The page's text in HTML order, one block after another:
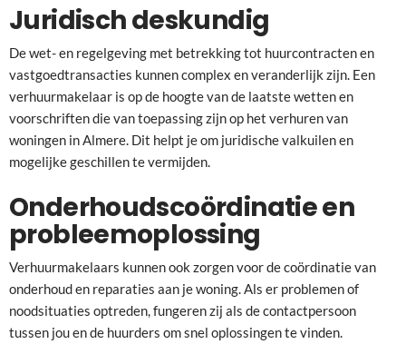
Juridisch deskundig
De wet- en regelgeving met betrekking tot huurcontracten en
vastgoedtransacties kunnen complex en veranderlijk zijn. Een
verhuurmakelaar is op de hoogte van de laatste wetten en
voorschriften die van toepassing zijn op het verhuren van
woningen in Almere. Dit helpt je om juridische valkuilen en
mogelijke geschillen te vermijden.
Onderhoudscoördinatie en
probleemoplossing
Verhuurmakelaars kunnen ook zorgen voor de coördinatie van
onderhoud en reparaties aan je woning. Als er problemen of
noodsituaties optreden, fungeren zij als de contactpersoon
tussen jou en de huurders om snel oplossingen te vinden.